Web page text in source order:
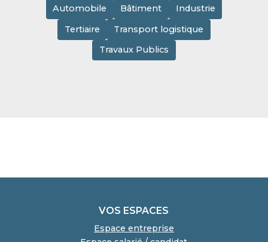
Automobile Bâtiment
Industrie
Tertiaire
Transport logistique
Travaux Publics
VOS ESPACES
Espace entreprise